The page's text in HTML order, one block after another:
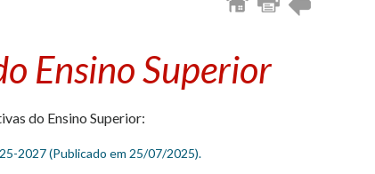
Ensino Superior
do Ensino Superior:
2027 (Publicado em 25/07/2025).